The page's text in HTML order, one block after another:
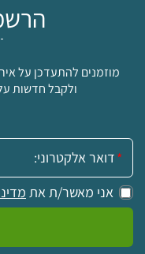
₪
מוזמנים להתעדכן על
ולקבל חדשות
אימייל:
אני מאשר/ת את